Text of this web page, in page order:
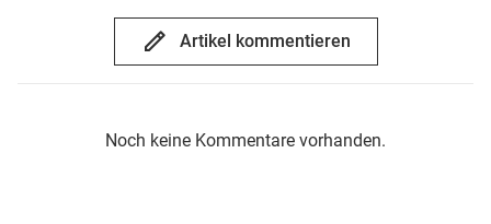
Artikel kommentieren
Noch keine Kommentare vorhanden.